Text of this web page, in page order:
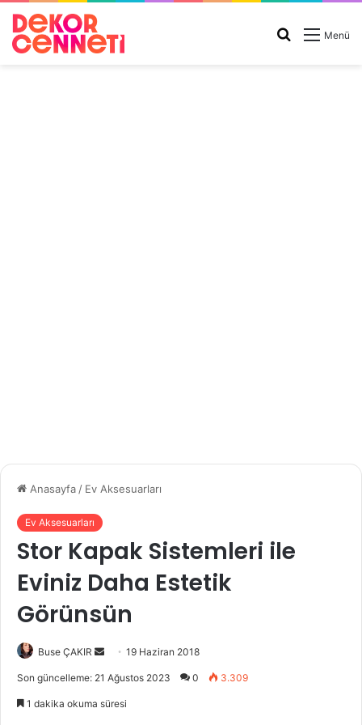
Menü
Arama
Anasayfa / Ev Aksesuarları
Ev Aksesuarları
Stor Kapak Sistemleri ile
Eviniz Daha Estetik
Görünsün
Buse ÇAKIR
e
19 Haziran 2018
Son güncelleme: 21 Ağustos 2023 0 3.309
1 dakika okuma süresi